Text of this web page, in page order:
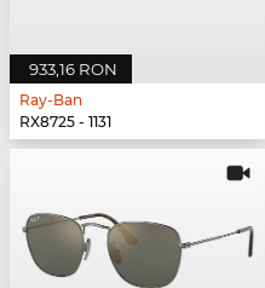
933,16 RON
Ray-Ban
RX8725 - 1131